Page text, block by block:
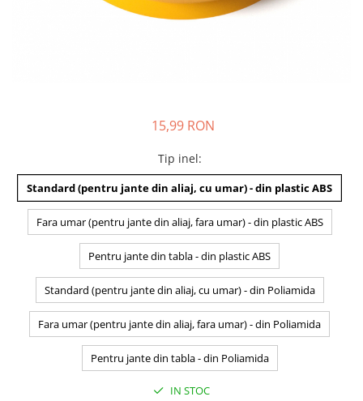
15,99 RON
Tip inel:
Standard (pentru jante din aliaj, cu umar) - din plastic ABS
Fara umar (pentru jante din aliaj, fara umar) - din plastic ABS
Pentru jante din tabla - din plastic ABS
Standard (pentru jante din aliaj, cu umar) - din Poliamida
Fara umar (pentru jante din aliaj, fara umar) - din Poliamida
Pentru jante din tabla - din Poliamida
IN STOC